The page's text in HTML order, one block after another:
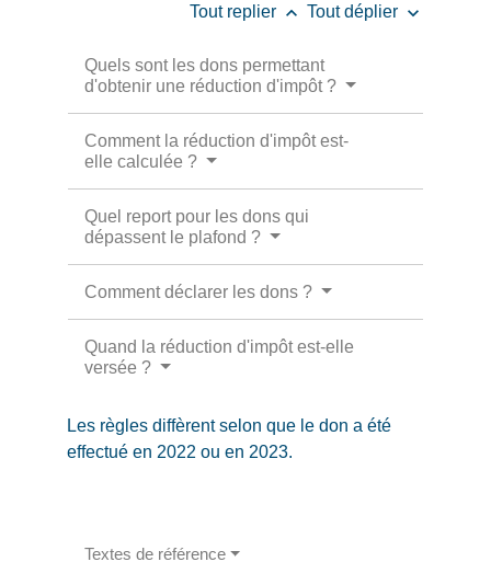
Tout replier keyboard_arrow_up Tout déplier keyboard_arrow_down
Quels sont les dons permettant
d'obtenir une réduction d'impôt ?
Comment la réduction d'impôt est-
elle calculée ?
Quel report pour les dons qui
dépassent le plafond ?
Comment déclarer les dons ?
Quand la réduction d'impôt est-elle
versée ?
Les règles diffèrent selon que le don a été
effectué en 2022 ou en 2023.
Textes de référence